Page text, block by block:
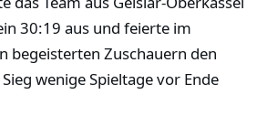
30:19 aus und feierte im
begeisterten Zuschauern den
wenige Spieltage vor Ende